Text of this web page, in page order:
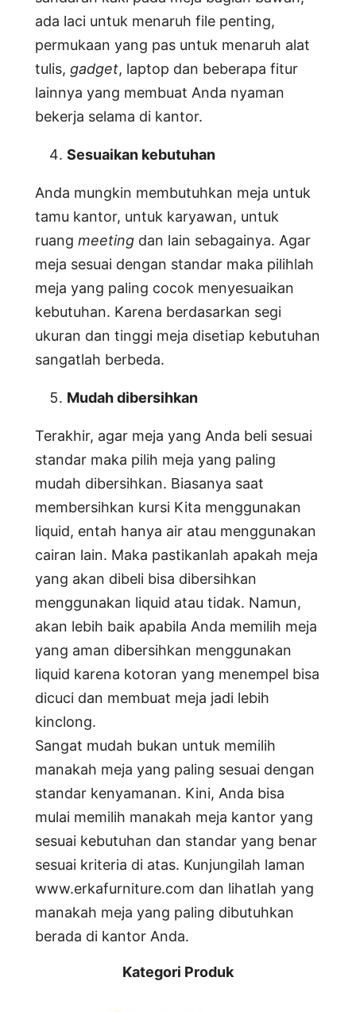
ada laci untuk menaruh file penting,
permukaan yang pas untuk menaruh alat
tulis, gadget, laptop dan beberapa fitur
lainnya yang membuat Anda nyaman
bekerja selama di kantor.
Sesuaikan kebutuhan
Anda mungkin membutuhkan meja untuk
tamu kantor, untuk karyawan, untuk
ruang meeting dan lain sebagainya. Agar
meja sesuai dengan standar maka pilihlah
meja yang paling cocok menyesuaikan
kebutuhan. Karena berdasarkan segi
ukuran dan tinggi meja disetiap kebutuhan
sangatlah berbeda.
Mudah dibersihkan
Terakhir, agar meja yang Anda beli sesuai
standar maka pilih meja yang paling
mudah dibersihkan. Biasanya saat
membersihkan kursi Kita menggunakan
liquid, entah hanya air atau menggunakan
cairan lain. Maka pastikanlah apakah meja
yang akan dibeli bisa dibersihkan
menggunakan liquid atau tidak. Namun,
akan lebih baik apabila Anda memilih meja
yang aman dibersihkan menggunakan
liquid karena kotoran yang menempel bisa
dicuci dan membuat meja jadi lebih
kinclong.
Sangat mudah bukan untuk memilih
manakah meja yang paling sesuai dengan
standar kenyamanan. Kini, Anda bisa
mulai memilih manakah meja kantor yang
sesuai kebutuhan dan standar yang benar
sesuai kriteria di atas. Kunjungilah laman
www.erkafurniture.com dan lihatlah yang
manakah meja yang paling dibutuhkan
berada di kantor Anda.
Kategori Produk